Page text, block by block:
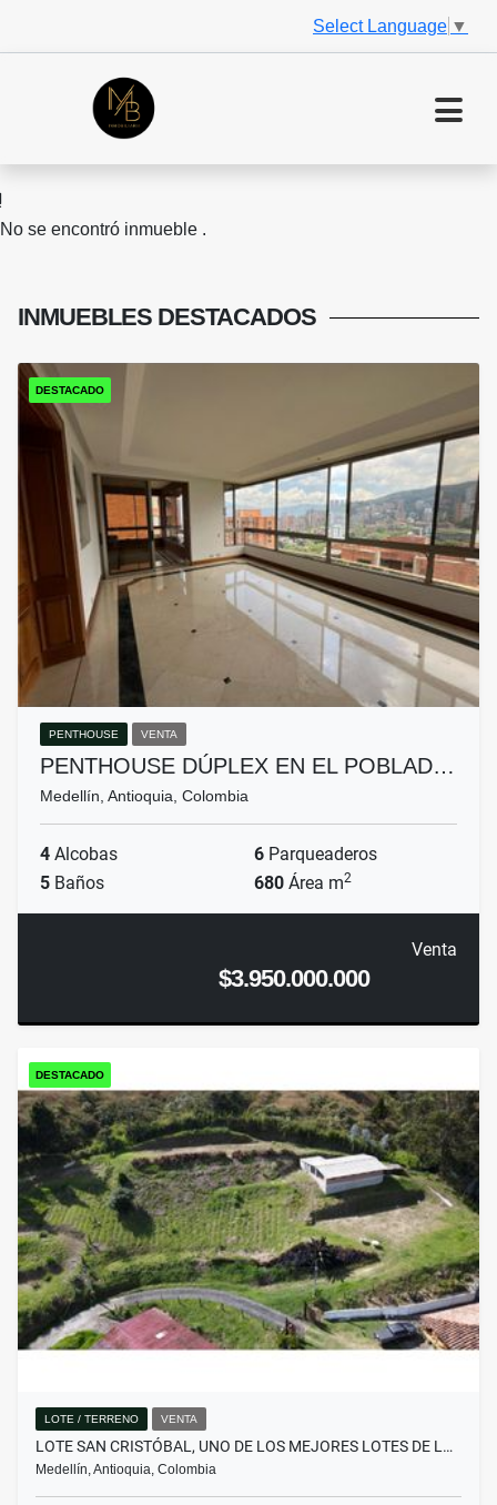
Select Language ▼
No se encontró inmueble .
INMUEBLES DESTACADOS
DESTACADO
PENTHOUSE VENTA
PENTHOUSE DÚPLEX EN EL POBLAD…
Medellín, Antioquia, Colombia
4 Alcobas 6 Parqueaderos
5 Baños 680 Área m2
Venta
$3.950.000.000
DESTACADO
LOTE / TERRENO VENTA
LOTE SAN CRISTÓBAL, UNO DE LOS MEJORES LOTES DE L…
Medellín, Antioquia, Colombia